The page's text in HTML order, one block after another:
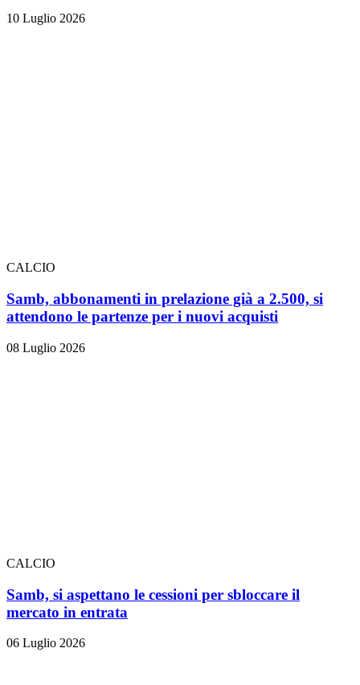
10 Luglio 2026
CALCIO
Samb, abbonamenti in prelazione già a 2.500, si
attendono le partenze per i nuovi acquisti
08 Luglio 2026
CALCIO
Samb, si aspettano le cessioni per sbloccare il
mercato in entrata
06 Luglio 2026